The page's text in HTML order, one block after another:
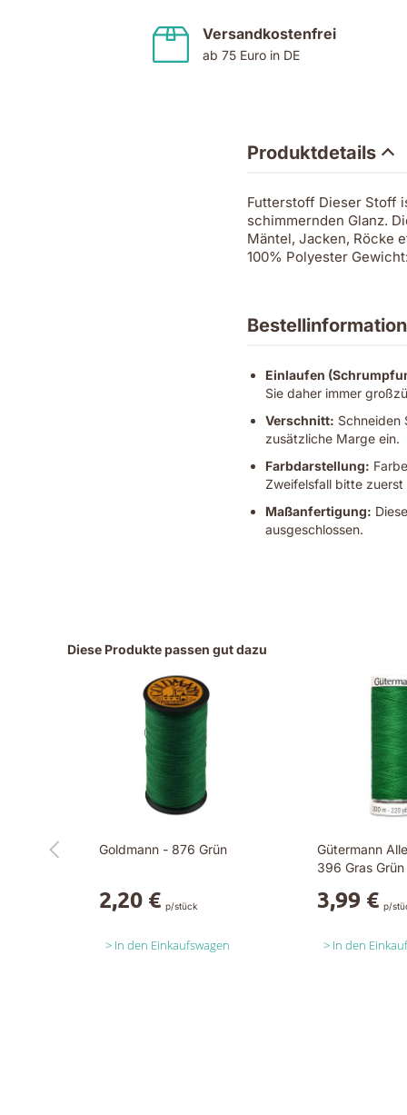
Versandkostenfrei
ab 75 Euro in DE
Produktdetails
Futterstoff Dieser Stoff
schimmernden Glanz.
Mäntel, Jacken, Röcke
100% Polyester
Einlaufen
Sie daher immer
Verschnitt: Schneiden
zusätzliche Marge ein.
Farbdarstellung:
Zweifelsfall bitte zuerst
Maßanfertigung:
ausgeschlossen.
Diese Produkte passen gut dazu
Goldmann - 876 Grün
2,20 € p/stück
In den Einkaufswagen
Gütermann
396 Gras Grün
3,99 € p/
In den